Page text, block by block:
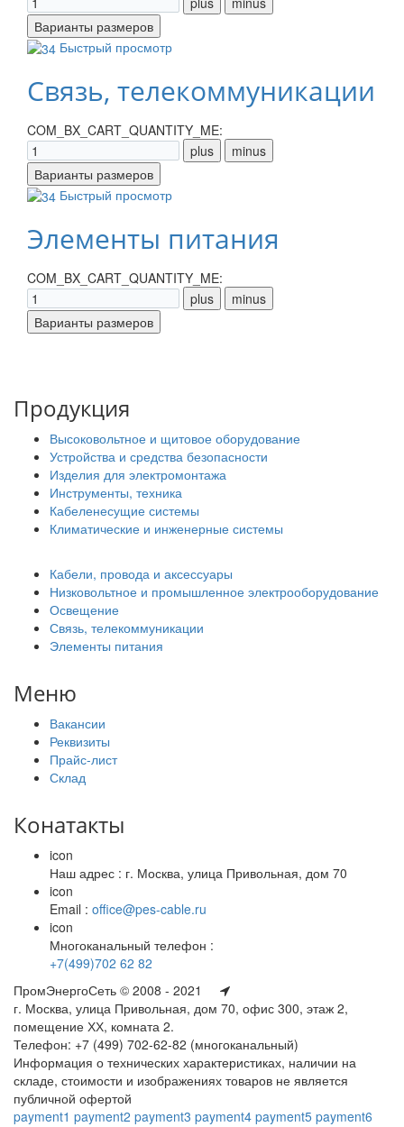
Быстрый просмотр
Связь, телекоммуникации
COM_BX_CART_QUANTITY_ME:
Быстрый просмотр
Элементы питания
COM_BX_CART_QUANTITY_ME:
Продукция
Высоковольтное и щитовое оборудование
Устройства и средства безопасности
Изделия для электромонтажа
Инструменты, техника
Кабеленесущие системы
Климатические и инженерные системы
Кабели, провода и аксессуары
Низковольтное и промышленное электрооборудование
Освещение
Связь, телекоммуникации
Элементы питания
Меню
Вакансии
Реквизиты
Прайс-лист
Склад
Конатакты
icon
Наш адрес : г. Москва, улица Привольная, дом 70
icon
Email : office@pes-cable.ru
icon
Многоканальный телефон :
+7(499)702 62 82
ПромЭнергоСеть © 2008 - 2021
г. Москва, улица Привольная, дом 70, офис 300, этаж 2,
помещение ХХ, комната 2.
Телефон: +7 (499) 702-62-82 (многоканальный)
Информация о технических характеристиках, наличии на
складе, стоимости и изображениях товаров не является
публичной офертой
payment1 payment2 payment3 payment4 payment5 payment6